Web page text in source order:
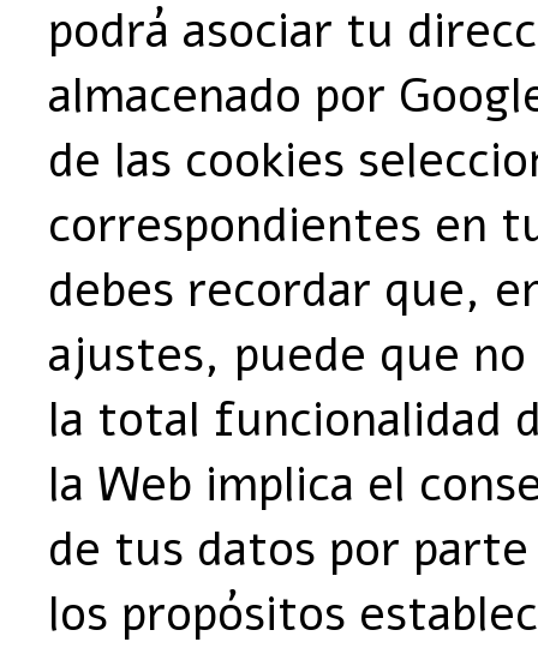
podrá asociar tu
almacenado por
de las cookies
correspondientes en
debes recordar que,
ajustes, puede que
la total funcionalidad
la Web implica el
de tus datos por
los propósitos